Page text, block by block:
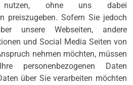
nutzen, ohne uns dabei
preiszugeben. Sofern Sie jedoch
unsere Webseiten, andere
und Social Media Seiten von
nehmen möchten, müssen
personenbezogenen Daten
über Sie verarbeiten möchten